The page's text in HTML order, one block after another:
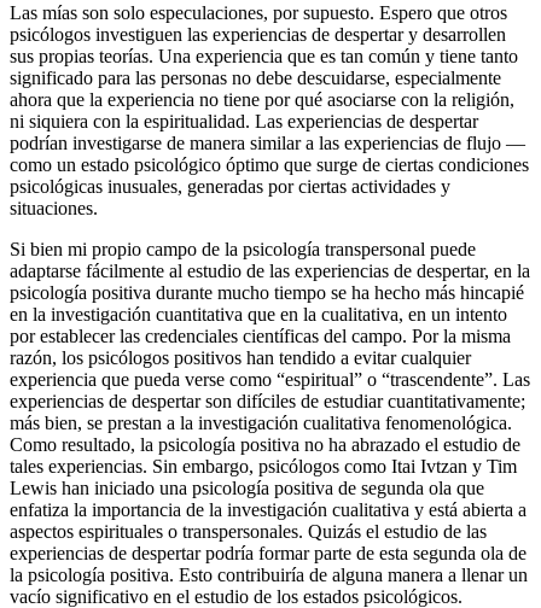
Las mías son solo especulaciones, por supuesto. Espero que otros
psicólogos investiguen las experiencias de despertar y desarrollen
sus propias teorías. Una experiencia que es tan común y tiene tanto
significado para las personas no debe descuidarse, especialmente
ahora que la experiencia no tiene por qué asociarse con la religión,
ni siquiera con la espiritualidad. Las experiencias de despertar
podrían investigarse de manera similar a las experiencias de flujo ―
como un estado psicológico óptimo que surge de ciertas condiciones
psicológicas inusuales, generadas por ciertas actividades y
situaciones.
Si bien mi propio campo de la psicología transpersonal puede
adaptarse fácilmente al estudio de las experiencias de despertar, en la
psicología positiva durante mucho tiempo se ha hecho más hincapié
en la investigación cuantitativa que en la cualitativa, en un intento
por establecer las credenciales científicas del campo. Por la misma
razón, los psicólogos positivos han tendido a evitar cualquier
experiencia que pueda verse como “espiritual” o “trascendente”. Las
experiencias de despertar son difíciles de estudiar cuantitativamente;
más bien, se prestan a la investigación cualitativa fenomenológica.
Como resultado, la psicología positiva no ha abrazado el estudio de
tales experiencias. Sin embargo, psicólogos como Itai Ivtzan y Tim
Lewis han iniciado una psicología positiva de segunda ola que
enfatiza la importancia de la investigación cualitativa y está abierta a
aspectos espirituales o transpersonales. Quizás el estudio de las
experiencias de despertar podría formar parte de esta segunda ola de
la psicología positiva. Esto contribuiría de alguna manera a llenar un
vacío significativo en el estudio de los estados psicológicos.